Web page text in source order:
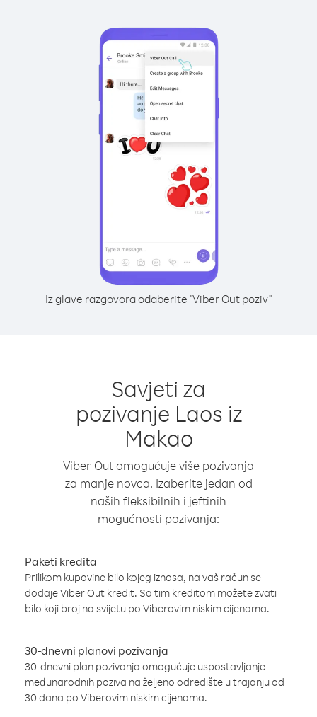
Iz glave razgovora odaberite "Viber Out poziv"
Savjeti za
pozivanje Laos iz
Makao
Viber Out omogućuje više pozivanja
za manje novca. Izaberite jedan od
naših fleksibilnih i jeftinih
mogućnosti pozivanja:
Paketi kredita
Prilikom kupovine bilo kojeg iznosa, na vaš račun se
dodaje Viber Out kredit. Sa tim kreditom možete zvati
bilo koji broj na svijetu po Viberovim niskim cijenama.
30-dnevni planovi pozivanja
30-dnevni plan pozivanja omogućuje uspostavljanje
međunarodnih poziva na željeno odredište u trajanju od
30 dana po Viberovim niskim cijenama.